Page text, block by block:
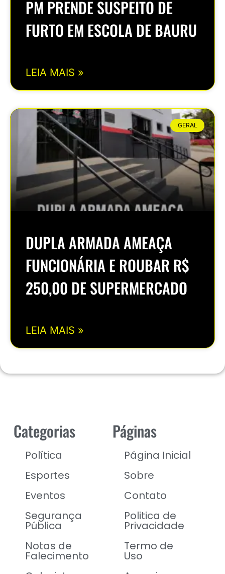
PM PRENDE SUSPEITO DE
FURTO EM ESCOLA DE BAURU
LEIA MAIS »
GERAL
DUPLA ARMADA AMEAÇA
FUNCIONÁRIA E ROUBAR R$
250,00 DE SUPERMERCADO
LEIA MAIS »
Categorias
Política
Esportes
Eventos
Segurança
Pública
Notas de
Falecimento
Páginas
Página Inicial
Sobre
Contato
Politica de
Privacidade
Termo de
Uso